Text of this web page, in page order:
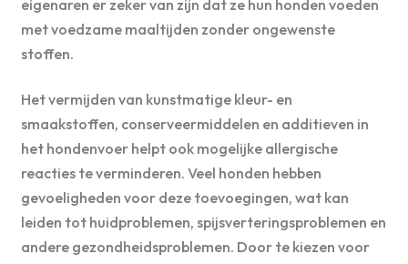
eigenaren er zeker van zijn dat ze hun honden voeden
met voedzame maaltijden zonder ongewenste
stoffen.
Het vermijden van kunstmatige kleur- en
smaakstoffen, conserveermiddelen en additieven in
het hondenvoer helpt ook mogelijke allergische
reacties te verminderen. Veel honden hebben
gevoeligheden voor deze toevoegingen, wat kan
leiden tot huidproblemen, spijsverteringsproblemen en
andere gezondheidsproblemen. Door te kiezen voor